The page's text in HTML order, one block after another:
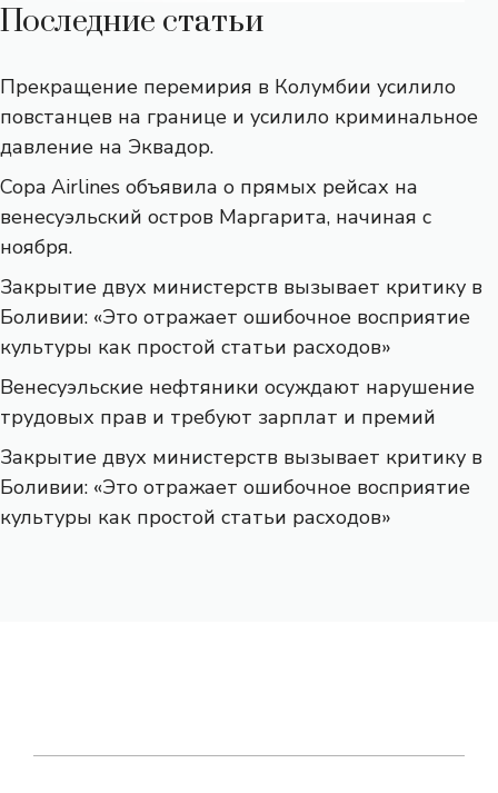
Последние статьи
Прекращение перемирия в Колумбии усилило
повстанцев на границе и усилило криминальное
давление на Эквадор.
Copa Airlines объявила о прямых рейсах на
венесуэльский остров Маргарита, начиная с
ноября.
Закрытие двух министерств вызывает критику в
Боливии: «Это отражает ошибочное восприятие
культуры как простой статьи расходов»
Венесуэльские нефтяники осуждают нарушение
трудовых прав и требуют зарплат и премий
Закрытие двух министерств вызывает критику в
Боливии: «Это отражает ошибочное восприятие
культуры как простой статьи расходов»